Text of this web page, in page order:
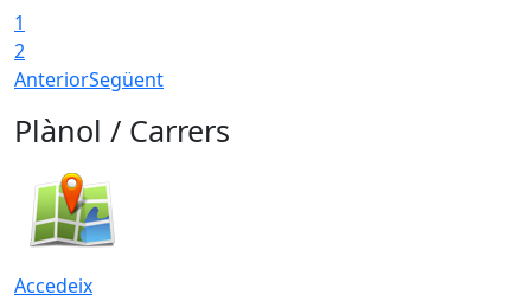
1
2
AnteriorSegüent
Plànol / Carrers
Accedeix